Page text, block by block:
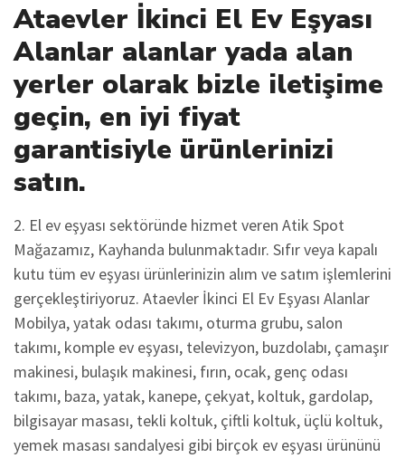
Ataevler İkinci El Ev Eşyası
Alanlar alanlar yada alan
yerler olarak bizle iletişime
geçin, en iyi fiyat
garantisiyle ürünlerinizi
satın.
2. El ev eşyası sektöründe hizmet veren Atik Spot
Mağazamız, Kayhanda bulunmaktadır. Sıfır veya kapalı
kutu tüm ev eşyası ürünlerinizin alım ve satım işlemlerini
gerçekleştiriyoruz. Ataevler İkinci El Ev Eşyası Alanlar
Mobilya, yatak odası takımı, oturma grubu, salon
takımı, komple ev eşyası, televizyon, buzdolabı, çamaşır
makinesi, bulaşık makinesi, fırın, ocak, genç odası
takımı, baza, yatak, kanepe, çekyat, koltuk, gardolap,
bilgisayar masası, tekli koltuk, çiftli koltuk, üçlü koltuk,
yemek masası sandalyesi gibi birçok ev eşyası ürününü